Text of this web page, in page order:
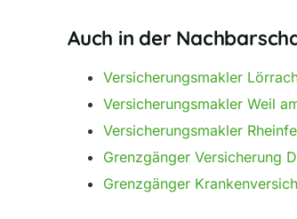
Auch in der
Versicherungsmakler
Versicherungsmakler Weil
Versicherungsmakler
Grenzgänger Versicherung
Grenzgänger